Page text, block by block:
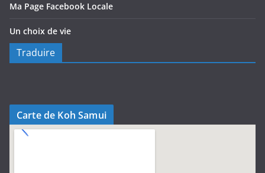
Ma Page Facebook Locale
Un choix de vie
Traduire
Carte de Koh Samui